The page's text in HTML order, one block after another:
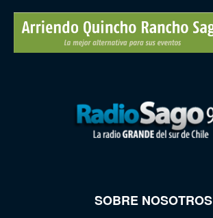
SOBRE NOSOTROS